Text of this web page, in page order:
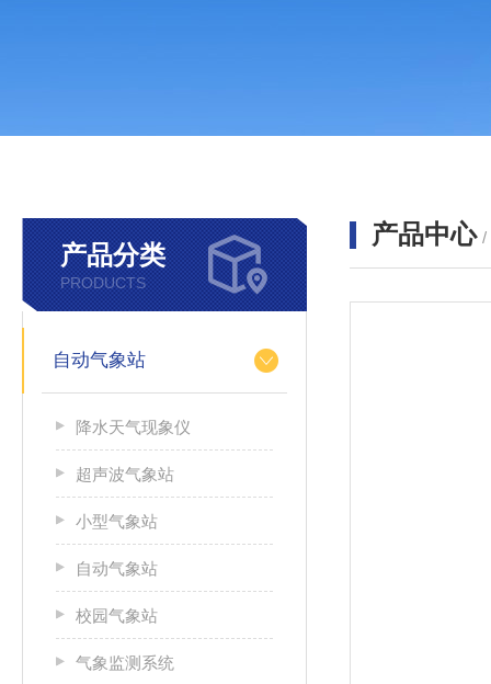
产品分类
PRODUCTS
自动气象站
降水天气现象仪
超声波气象站
小型气象站
自动气象站
校园气象站
气象监测系统
产品中心 /